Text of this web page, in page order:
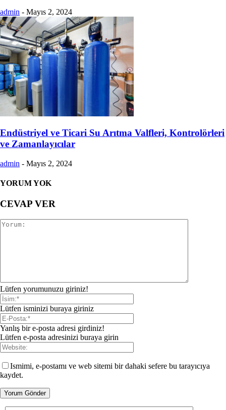
admin - Mayıs 2, 2024
Endüstriyel ve Ticari Su Arıtma Valfleri, Kontrolörleri
ve Zamanlayıcılar
admin - Mayıs 2, 2024
YORUM YOK
CEVAP VER
Lütfen yorumunuzu giriniz!
Lütfen isminizi buraya giriniz
Yanlış bir e-posta adresi girdiniz!
Lütfen e-posta adresinizi buraya girin
Ismimi, e-postamı ve web sitemi bir dahaki sefere bu tarayıcıya
kaydet.